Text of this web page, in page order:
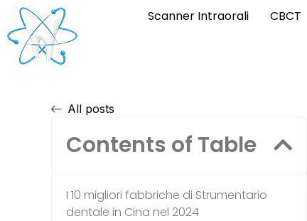
Scanner Intraorali CBCT
All posts
Contents of Table
I 10 migliori fabbriche di Strumentario
dentale in Cina nel 2024